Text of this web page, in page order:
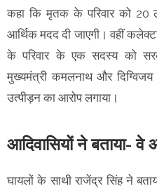
कहा कि मृतक के परिवार को
आर्थिक मदद दी जाएगी। वहीं
के परिवार के एक सदस्य को
मुख्यमंत्री कमलनाथ और दिग्विजय
उत्पीड़न का आरोप लगाया।
आदिवासियों ने बताया- वे
घायलों के साथी राजेंद्र सिंह ने